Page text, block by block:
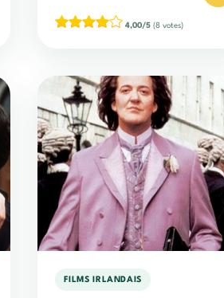
4,00/5(8 votes)
FILMS IRLANDAIS